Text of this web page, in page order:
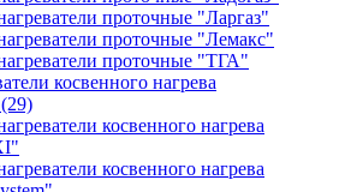
проточные "Ларгаз"
проточные "Лемакс"
проточные "ТГА"
косвенного нагрева
(29)
косвенного нагрева
косвенного нагрева